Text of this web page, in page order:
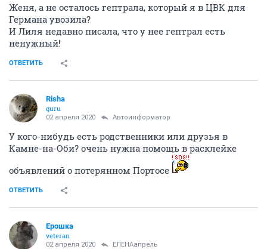
Женя, а не осталось гептрала, который я в ЦВК для
Германа увозила?
И Лиля недавно писала, что у нее гептрал есть
ненужный!
ОТВЕТИТЬ
Risha
guru
02 апреля 2020 Автоинформатор
У кого-нибудь есть родственники или друзья в
Камне-на-Оби? очень нужна помощь в расклейке
объявлений о потерянном Портосе
ОТВЕТИТЬ
Ерошка
veteran
02 апреля 2020 ЕЛЕНАапрель